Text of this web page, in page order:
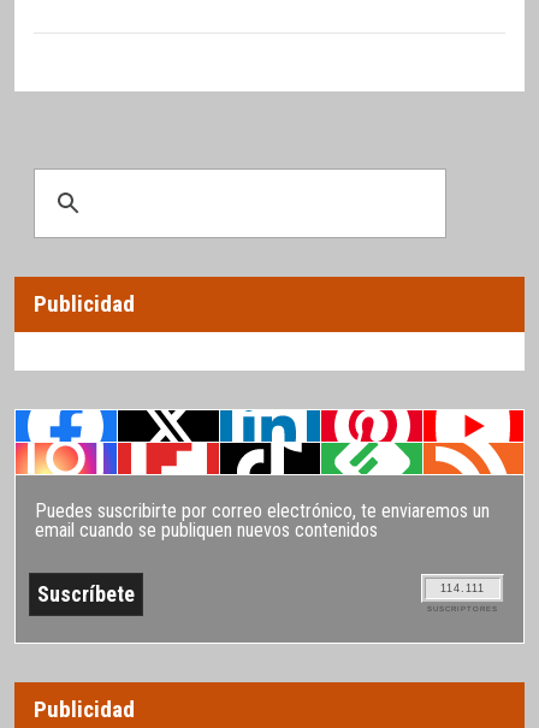
Publicidad
Puedes suscribirte por correo electrónico, te enviaremos un
email cuando se publiquen nuevos contenidos
114.111
SUSCRIPTORES
Publicidad